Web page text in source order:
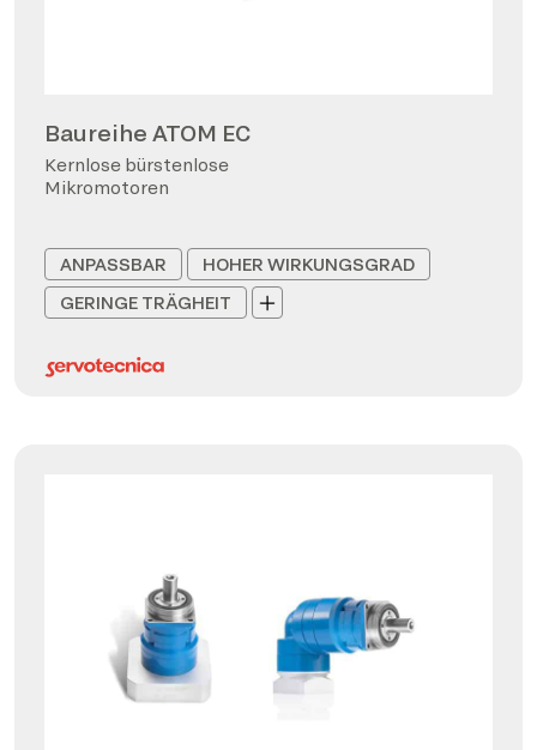
Baureihe ATOM EC
Kernlose bürstenlose
Mikromotoren
ANPASSBAR
HOHER WIRKUNGSGRAD
GERINGE TRÄGHEIT